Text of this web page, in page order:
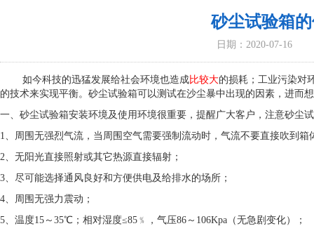
砂尘试验箱
日期：2020-07-16
如今科技的迅猛发展给社会环境也造成比较大的损耗；工业污染对
的技术来实现平衡。砂尘试验箱可以测试在沙尘暴中出现的因素，进而
一、 砂尘试验箱安装环境及使用环境很重要，提醒广大客户，注意砂尘
1、周围无强烈气流，当周围空气需要强制流动时，气流不要直接吹到箱
2、无阳光直接照射或其它热源直接辐射；
3、尽可能选择通风良好和方便供电及给排水的场所；
4、周围无强力震动；
5、温度15～35℃；相对湿度≤85﹪，气压86～106Kpa（无急剧变化）；